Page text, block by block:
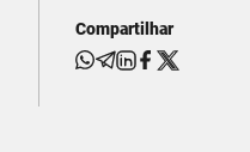
Compartilhar